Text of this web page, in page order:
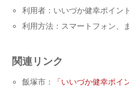
利用者：いいづか健幸ポイン
利用方法：スマートフォン、
関連リンク
飯塚市：
「いいづか健幸ポイ